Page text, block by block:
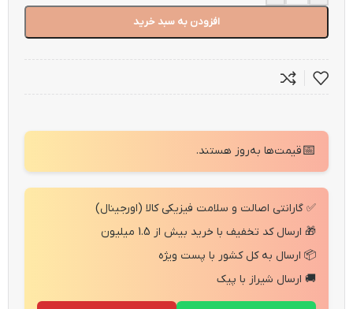
افزودن به سبد خرید
📅قیمت‌ها به‌روز هستند.
✅ گارانتی اصالت و سلامت فیزیکی کالا (اورجینال)
🎁 ارسال کد تخفیف با خرید بیش از 1.5 میلیون
📦 ارسال به کل کشور با پست ویژه
🚚 ارسال شیراز با پیک